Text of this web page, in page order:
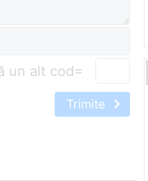
=
Trimite